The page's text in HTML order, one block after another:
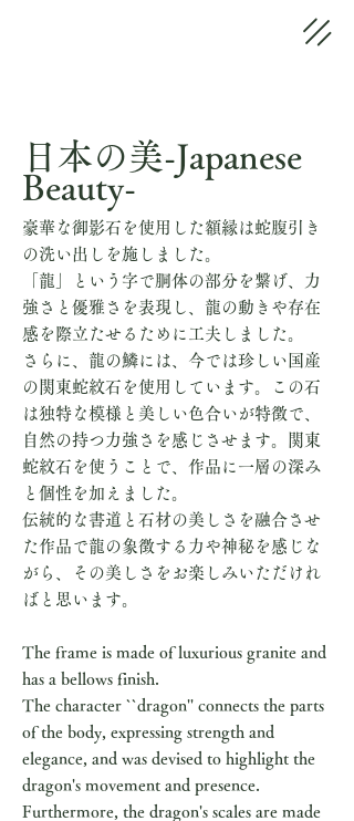
日本の美-Japanese
Beauty-
豪華な御影石を使用した額縁は蛇腹引き
の洗い出しを施しました。
「龍」という字で胴体の部分を繋げ、力
強さと優雅さを表現し、龍の動きや存在
感を際立たせるために工夫しました。
さらに、龍の鱗には、今では珍しい国産
の関東蛇紋石を使用しています。この石
は独特な模様と美しい色合いが特徴で、
自然の持つ力強さを感じさせます。関東
蛇紋石を使うことで、作品に一層の深み
と個性を加えました。
伝統的な書道と石材の美しさを融合させ
た作品で龍の象徴する力や神秘を感じな
がら、その美しさをお楽しみいただけれ
ばと思います。
The frame is made of luxurious granite and
has a bellows finish.
The character ``dragon'' connects the parts
of the body, expressing strength and
elegance, and was devised to highlight the
dragon's movement and presence.
Furthermore, the dragon's scales are made